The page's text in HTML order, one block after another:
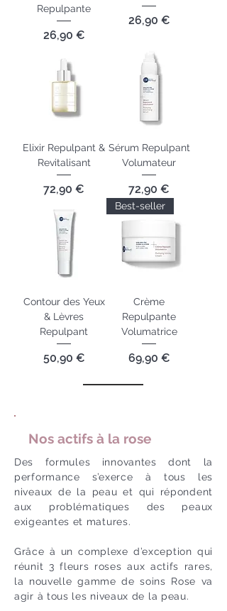
Repulpante
Prix
26,90 €
Prix
26,90 €
Elixir Repulpant &
Revitalisant
Prix
72,90 €
Sérum Repulpant
Volumateur
Prix
72,90 €
Contour des Yeux
& Lèvres
Repulpant
Prix
50,90 €
Best-seller
Crème
Repulpante
Volumatrice
Prix
69,90 €
Nos actifs à la rose
Des formules innovantes dont la
performance s’exerce à tous les
niveaux de la peau et qui répondent
aux problématiques des peaux
exigeantes et matures.
Grâce à un complexe d’exception qui
réunit 3 fleurs roses aux actifs rares,
la nouvelle gamme de soins Rose va
agir à tous les niveaux de la peau.